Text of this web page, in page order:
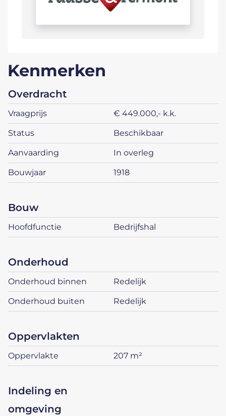
Kenmerken
overdracht
vraagprijs € 449.000,- k.k.
status beschikbaar
aanvaarding in overleg
bouwjaar 1918
bouw
hoofdfunctie bedrijfshal
onderhoud
onderhoud binnen redelijk
onderhoud buiten redelijk
oppervlakten
oppervlakte 207 m²
indeling en
omgeving